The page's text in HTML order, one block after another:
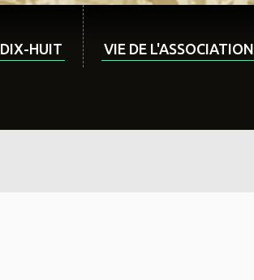
DIX-HUIT VIE DE L'ASSOCIATION